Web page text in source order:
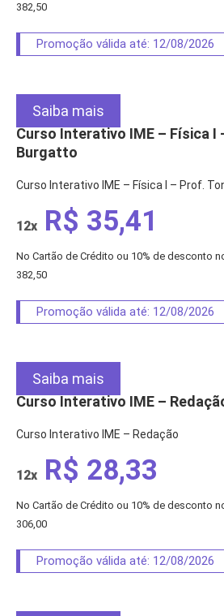
382,50
Promoção válida até: 12/08/2026
Saiba mais
Curso Interativo IME – Física I
Burgatto
Curso Interativo IME – Física I – Prof.
12x R$ 35,41
No Cartão de Crédito ou 10% de desconto
382,50
Promoção válida até: 12/08/2026
Saiba mais
Curso Interativo IME –
Curso Interativo IME – Redação
12x R$ 28,33
No Cartão de Crédito ou 10% de desconto
306,00
Promoção válida até: 12/08/2026